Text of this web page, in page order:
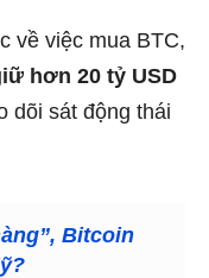
về việc mua BTC,
hơn 20 tỷ USD
dõi sát động thái
Bitcoin